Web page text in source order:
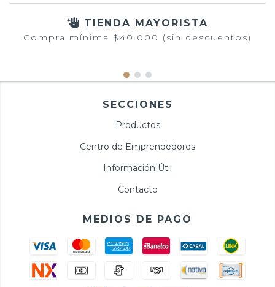
TIENDA MAYORISTA
Compra mínima $40.000 (sin descuentos)
SECCIONES
Productos
Centro de Emprendedores
Información Útil
Contacto
MEDIOS DE PAGO